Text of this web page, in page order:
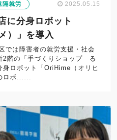
隔就労 2025.05.15
に分身ロボット
）」を導入
では障害者の就労支援・社会
2階の「手づくりショップ る
ロボット「OriHime（オリヒ
ロボ......